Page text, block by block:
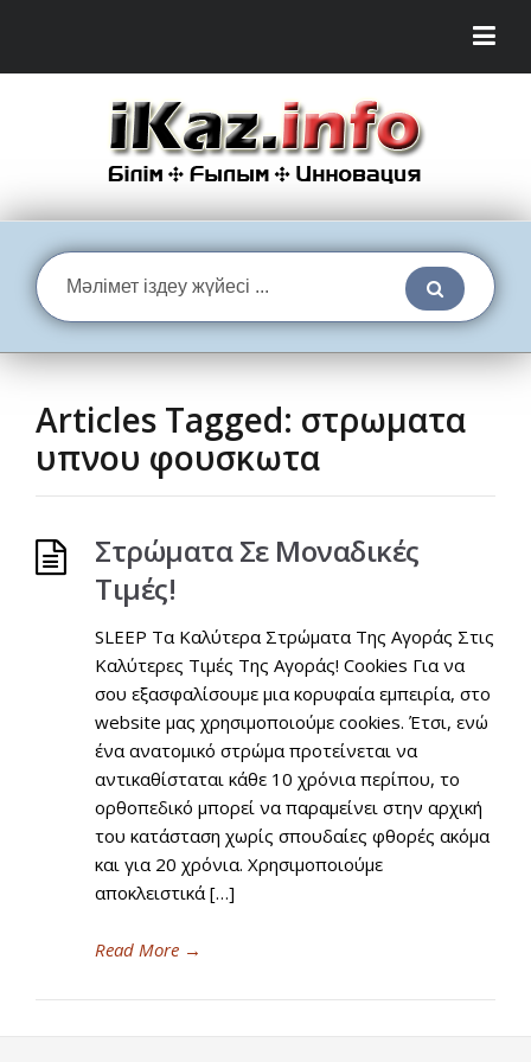
Articles Tagged: στρωματα
υπνου φουσκωτα
Στρώματα Σε Μοναδικές
Τιμές!
SLEEP Τα Καλύτερα Στρώματα Της Αγοράς Στις
Καλύτερες Τιμές Της Αγοράς! Cookies Για να
σου εξασφαλίσουμε μια κορυφαία εμπειρία, στο
website μας χρησιμοποιούμε cookies. Έτσι, ενώ
ένα ανατομικό στρώμα προτείνεται να
αντικαθίσταται κάθε 10 χρόνια περίπου, το
ορθοπεδικό μπορεί να παραμείνει στην αρχική
του κατάσταση χωρίς σπουδαίες φθορές ακόμα
και για 20 χρόνια. Χρησιμοποιούμε
αποκλειστικά […]
Read More →